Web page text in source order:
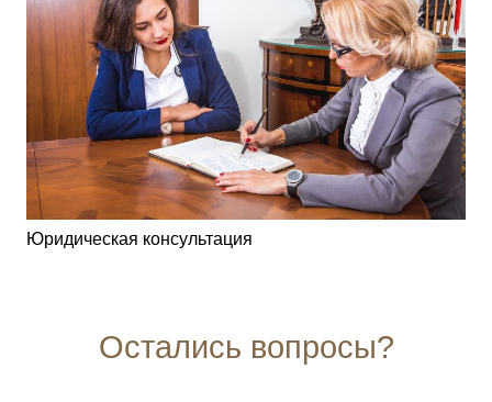
Юридическая консультация
Остались вопросы?